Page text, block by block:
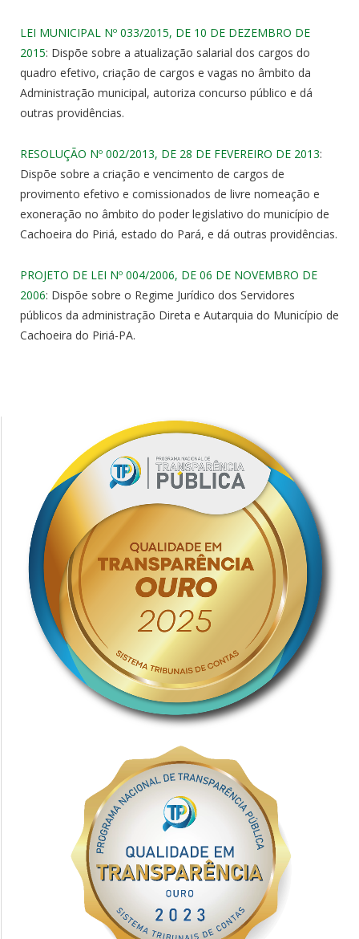
LEI MUNICIPAL Nº 033/2015, DE 10 DE DEZEMBRO DE
2015: Dispõe sobre a atualização salarial dos cargos do
quadro efetivo, criação de cargos e vagas no âmbito da
Administração municipal, autoriza concurso público e dá
outras providências.
RESOLUÇÃO Nº 002/2013, DE 28 DE FEVEREIRO DE 2013:
Dispõe sobre a criação e vencimento de cargos de
provimento efetivo e comissionados de livre nomeação e
exoneração no âmbito do poder legislativo do município de
Cachoeira do Piriá, estado do Pará, e dá outras providências.
PROJETO DE LEI Nº 004/2006, DE 06 DE NOVEMBRO DE
2006: Dispõe sobre o Regime Jurídico dos Servidores
públicos da administração Direta e Autarquia do Município de
Cachoeira do Piriá-PA.